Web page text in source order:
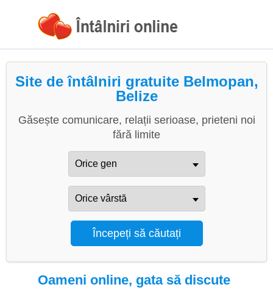
Site de întâlniri gratuite Belmopan,
Belize
Găsește comunicare, relații serioase, prieteni noi
fără limite
Oameni online, gata să discute